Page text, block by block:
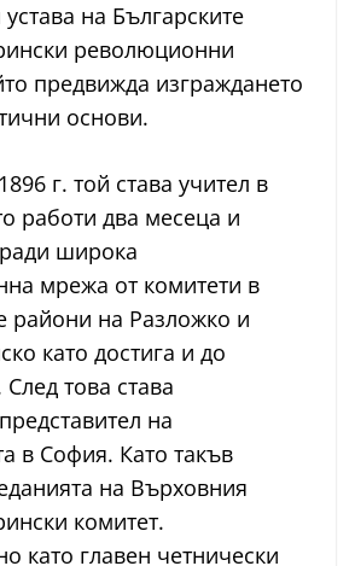
на Българските
революционни
предвижда изграждането
основи.
г. той става учител в
работи два месеца и
широка
мрежа от комитети в
райони на Разложко и
като достига и до
това става
на
в София. Като такъв
на Върховния
комитет.
като главен четнически